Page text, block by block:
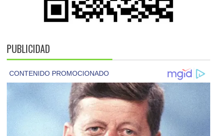
PUBLICIDAD